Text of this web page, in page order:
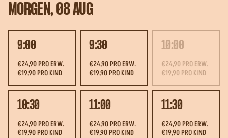
MORGEN, 08 AUG
9:00
€24,90 PRO ERW.
€19,90 PRO KIND
9:30
€24,90 PRO ERW.
€19,90 PRO KIND
10:00
€24,90 PRO ERW.
€19,90 PRO KIND
10:30
€24,90 PRO ERW.
€19,90 PRO KIND
11:00
€24,90 PRO ERW.
€19,90 PRO KIND
11:30
€24,90 PRO ERW.
€19,90 PRO KIND